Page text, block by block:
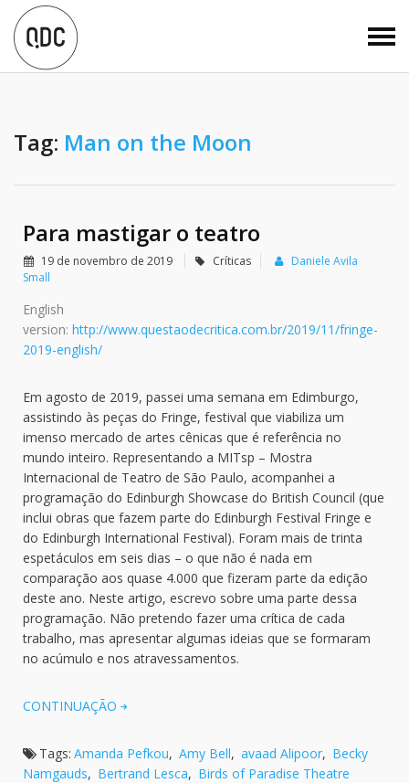
Tag: Man on the Moon
Para mastigar o teatro
19 de novembro de 2019 Críticas
Daniele Avila
Small
English
version: http://www.questaodecritica.com.br/2019/11/fringe-
2019-english/
Em agosto de 2019, passei uma semana em Edimburgo,
assistindo às peças do Fringe, festival que viabiliza um
imenso mercado de artes cênicas que é referência no
mundo inteiro. Representando a MITsp – Mostra
Internacional de Teatro de São Paulo, acompanhei a
programação do Edinburgh Showcase do British Council (que
inclui obras que fazem parte do Edinburgh Festival Fringe e
do Edinburgh International Festival). Foram mais de trinta
espetáculos em seis dias – o que não é nada em
comparação aos quase 4.000 que fizeram parte da edição
deste ano. Neste artigo, escrevo sobre uma parte dessa
programação. Não pretendo fazer uma crítica de cada
trabalho, mas apresentar algumas ideias que se formaram
no acúmulo e nos atravessamentos.
CONTINUAÇÃO
Tags: Amanda Pefkou, Amy Bell, avaad Alipoor, Becky
Namgauds, Bertrand Lesca, Birds of Paradise Theatre